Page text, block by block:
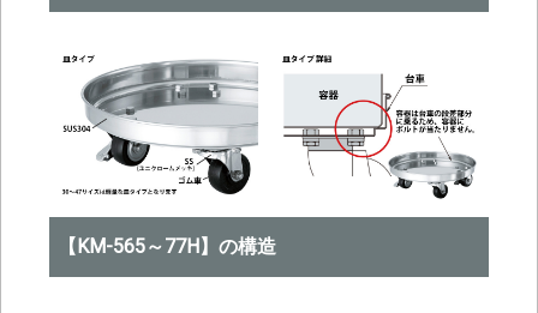
【KM-565～77H】の構造